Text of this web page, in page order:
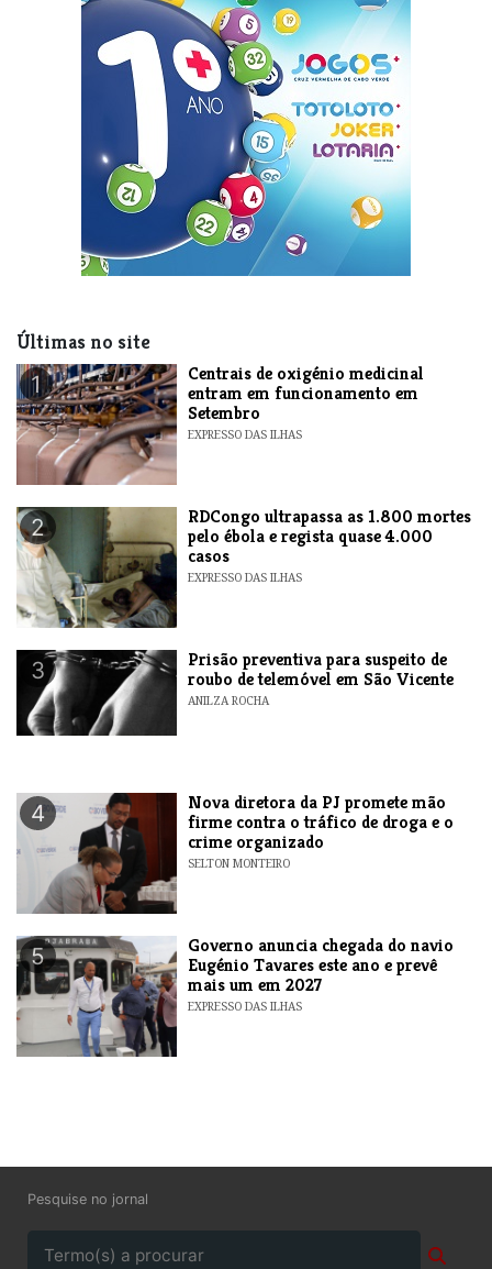
Últimas no site
1
Centrais de oxigénio medicinal
entram em funcionamento em
Setembro
EXPRESSO DAS ILHAS
2
RDCongo ultrapassa as 1.800 mortes
pelo ébola e regista quase 4.000
casos
EXPRESSO DAS ILHAS
3
Prisão preventiva para suspeito de
roubo de telemóvel em São Vicente
ANILZA ROCHA
4
Nova diretora da PJ promete mão
firme contra o tráfico de droga e o
crime organizado
SELTON MONTEIRO
5
Governo anuncia chegada do navio
Eugénio Tavares este ano e prevê
mais um em 2027
EXPRESSO DAS ILHAS
Pesquise no jornal